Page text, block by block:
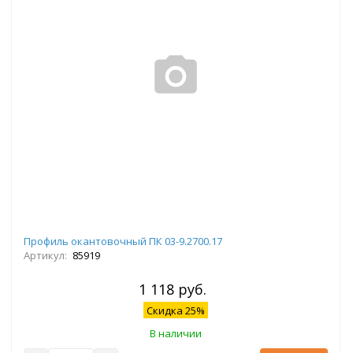
Профиль окантовочный ПК 03-9.2700.17
Артикул: 85919
1 118 руб.
Скидка 25%
В наличии